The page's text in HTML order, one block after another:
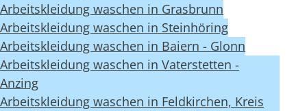
Arbeitskleidung waschen in Grasbrunn
Arbeitskleidung waschen in Steinhöring
Arbeitskleidung waschen in Baiern - Glonn
Arbeitskleidung waschen in Vaterstetten -
Anzing
Arbeitskleidung waschen in Feldkirchen, Kreis